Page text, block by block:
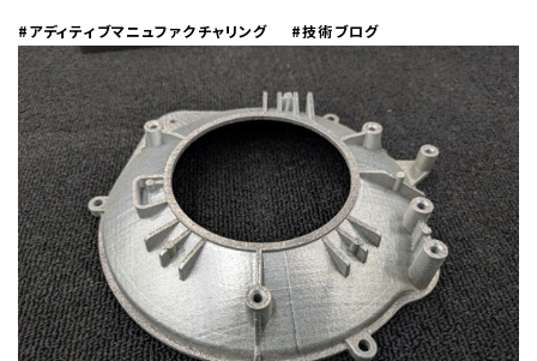
#アディティブマニュファクチャリング #技術ブログ